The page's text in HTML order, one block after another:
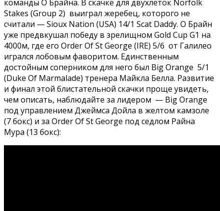
команды О Брайна. В скачке для двухлеток Norfolk
Stakes (Group 2) выиграл жеребец, которого не
считали — Sioux Nation (USA) 14/1 Scat Daddy. О Брайн
уже предвкушал победу в зрелищном Gold Cup G1 на
4000м, где его Order Of St George (IRE) 5/6 от Галилео
игрался лобовым фаворитом. Единственным
достойным соперником для него был Big Orange 5/1
(Duke Of Marmalade) тренера Майкла Белла. Развитие
и финал этой блистательной скачки проще увидеть,
чем описать, наблюдайте за лидером — Big Orange
под управлением Джеймса Дойла в желтом камзоле
(7 бокс) и за Order Of St George под седлом Райна
Мура (13 бокс):